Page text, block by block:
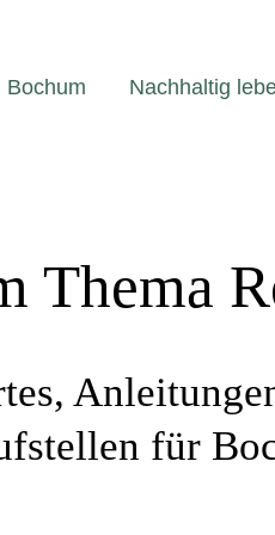
Bochum Nachhaltig
Thema
für